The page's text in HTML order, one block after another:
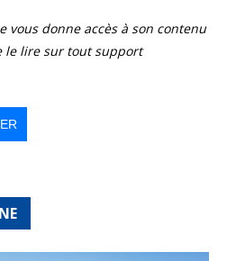
vous donne accès à son contenu
le lire sur tout support